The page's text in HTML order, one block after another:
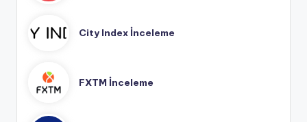
City Index İnceleme
FXTM İnceleme